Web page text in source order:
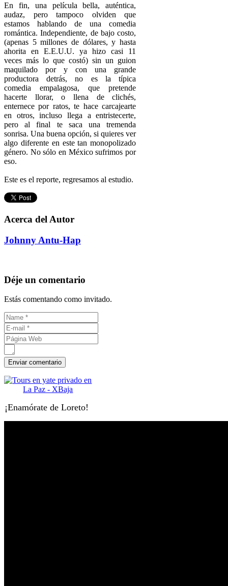
En fin, una película bella, auténtica,
audaz, pero tampoco olviden que
estamos hablando de una comedia
romántica. Independiente, de bajo costo,
(apenas 5 millones de dólares, y hasta
ahorita en E.E.U.U. ya hizo casi 11
veces más lo que costó) sin un guion
maquilado por y con una grande
productora detrás, no es la típica
comedia empalagosa, que pretende
hacerte llorar, o llena de clichés,
enternece por ratos, te hace carcajearte
en otros, incluso llega a entristecerte,
pero al final te saca una tremenda
sonrisa. Una buena opción, si quieres ver
algo diferente en este tan monopolizado
género. No sólo en México sufrimos por
eso.
Este es el reporte, regresamos al estudio.
Acerca del Autor
Johnny Antu-Hap
Déje un comentario
Estás comentando como invitado.
¡Enamórate de Loreto!